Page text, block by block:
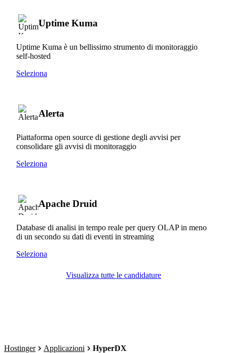
Uptime Kuma
Uptime Kuma è un bellissimo strumento di monitoraggio
self-hosted
Seleziona
Alerta
Piattaforma open source di gestione degli avvisi per
consolidare gli avvisi di monitoraggio
Seleziona
Apache Druid
Database di analisi in tempo reale per query OLAP in meno
di un secondo su dati di eventi in streaming
Seleziona
Visualizza tutte le candidature
Hostinger Applicazioni HyperDX